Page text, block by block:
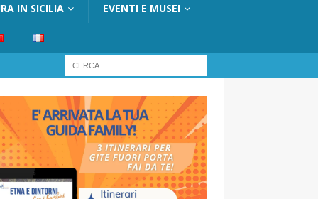
IN SICILIA EVENTI E MUSEI